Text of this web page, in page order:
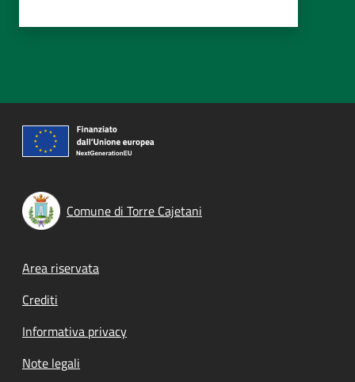
Comune di Torre Cajetani
Footer menu
Area riservata
Crediti
Informativa privacy
Note legali